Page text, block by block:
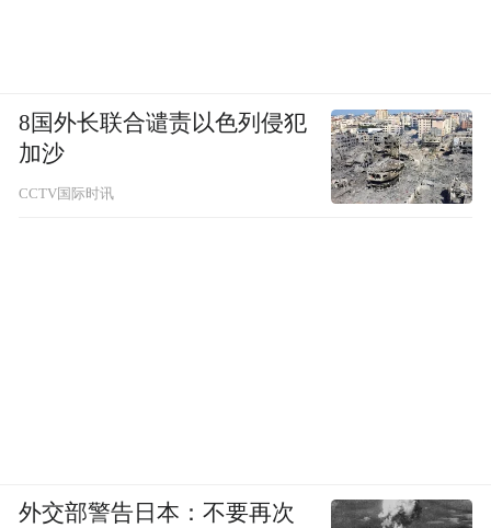
8国外长联合谴责以色列侵犯
加沙
CCTV国际时讯
外交部警告日本：不要再次